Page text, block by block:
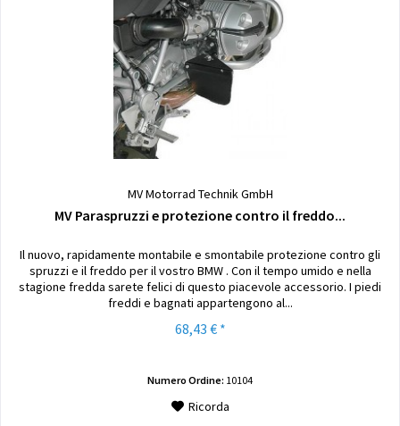
MV Motorrad Technik GmbH
MV Paraspruzzi e protezione contro il freddo...
Il nuovo, rapidamente montabile e smontabile protezione contro gli
spruzzi e il freddo per il vostro BMW . Con il tempo umido e nella
stagione fredda sarete felici di questo piacevole accessorio. I piedi
freddi e bagnati appartengono al...
68,43 € *
Numero Ordine: 10104
Ricorda